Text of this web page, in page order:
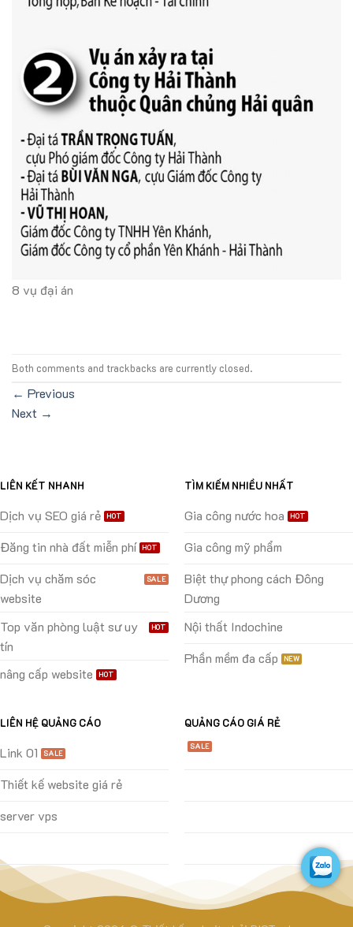
8 vụ đại án
Both comments and trackbacks are currently closed.
← Previous
Next →
LIÊN KẾT NHANH
Dịch vụ SEO giá rẻ
Đăng tin nhà đất miễn phí
Dịch vụ chăm sóc
website
Top văn phòng luật sư uy
tín
nâng cấp website
TÌM KIẾM NHIỀU NHẤT
Gia công nước hoa
Gia công mỹ phẩm
Biệt thự phong cách Đông
Dương
Nội thất Indochine
Phần mềm đa cấp
LIÊN HỆ QUẢNG CÁO
Link 01
Thiết kế website giá rẻ
server vps
QUẢNG CÁO GIÁ RẺ